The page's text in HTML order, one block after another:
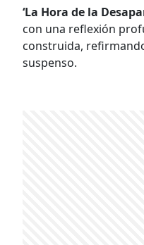
‘La Hora de la
con una reflexión
construida,
suspenso.